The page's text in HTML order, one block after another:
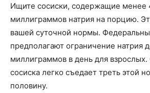
Ищите сосиски, содержащие менее
миллиграммов натрия на порцию.
вашей суточной нормы.
предполагают ограничение натрия
миллиграммов в день для взрослых.
сосиска легко съедает треть этой
половину.